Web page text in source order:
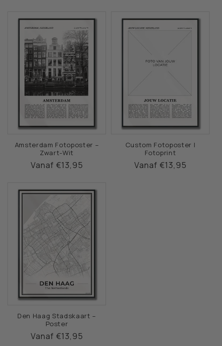
Amsterdam Fotoposter –
Zwart-Wit
Normale
Vanaf €13,95
Custom Fotoposter |
Fotoprint
Normale
Vanaf €13,95
Den Haag Stadskaart –
Poster
Normale
Vanaf €13,95